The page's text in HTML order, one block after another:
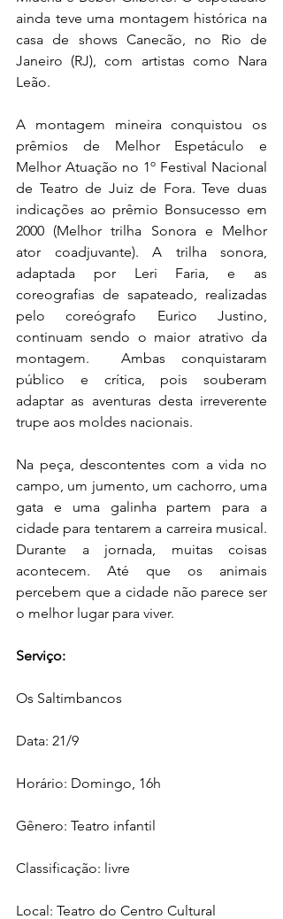
ainda teve uma montagem histórica na
casa de shows Canecão, no Rio de
Janeiro (RJ), com artistas como Nara
Leão.
A montagem mineira conquistou os
prêmios de Melhor Espetáculo e
Melhor Atuação no 1º Festival Nacional
de Teatro de Juiz de Fora. Teve duas
indicações ao prêmio Bonsucesso em
2000 (Melhor trilha Sonora e Melhor
ator coadjuvante). A trilha sonora,
adaptada por Leri Faria, e as
coreografias de sapateado, realizadas
pelo coreógrafo Eurico Justino,
continuam sendo o maior atrativo da
montagem.  Ambas conquistaram
público e crítica, pois souberam
adaptar as aventuras desta irreverente
trupe aos moldes nacionais.
Na peça, descontentes com a vida no
campo, um jumento, um cachorro, uma
gata e uma galinha partem para a
cidade para tentarem a carreira musical.
Durante a jornada, muitas coisas
acontecem. Até que os animais
percebem que a cidade não parece ser
o melhor lugar para viver.
Serviço:
Os Saltimbancos
Data: 21/9
Horário: Domingo, 16h
Gênero: Teatro infantil
Classificação: livre
Local: Teatro do Centro Cultural